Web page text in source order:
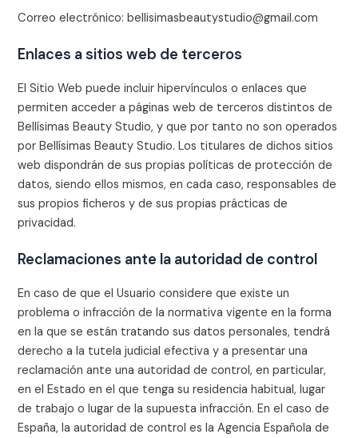
Correo electrónico:⁠bellisimasbeautystudio@gmail.com
Enlaces a sitios web de terceros
El Sitio Web puede incluir hipervínculos o enlaces que
permiten acceder a páginas web de terceros distintos de
Bellísimas Beauty Studio, y que por tanto no son operados
porBellísimas Beauty Studio. Los titulares de dichos sitios
web dispondrán de sus propias políticas de protección de
datos, siendo ellos mismos, en cada caso, responsables de
sus propios ficheros y de sus propias prácticas de
privacidad.
Reclamaciones ante la autoridad de control
En caso de que el Usuario considere que existe un
problema o infracción de la normativa vigente en la forma
en la que se están tratando sus datos personales, tendrá
derecho a la tutela judicial efectiva y a presentar una
reclamación ante una autoridad de control, en particular,
en el Estado en el que tenga su residencia habitual, lugar
de trabajo o lugar de la supuesta infracción. En el caso de
España, la autoridad de control es la Agencia Española de